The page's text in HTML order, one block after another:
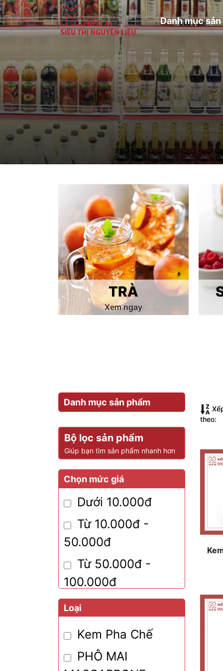
Danh mục
TRÀ
Xem ngay
Danh mục sản phẩm
Bộ lọc sản phẩm
Giúp bạn tìm sản phẩm nhanh hơn
Chọn mức giá
Dưới 10.000đ
Từ 10.000đ -
50.000đ
Từ 50.000đ -
100.000đ
Từ 100.000đ -
Từ 200.000đ -
300.000đ
Loại
Kem Pha Chế
PHÔ MAI
theo: